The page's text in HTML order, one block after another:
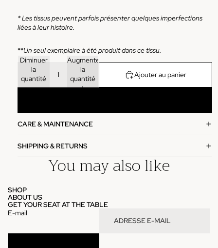
* Les tissus peuvent parfois présenter quelques imperfections
liées à leur histoire.
**Un seul exemplaire à été produit dans ce tissu.
Diminuer
la
quantité
Augmenter
la
quantité
Ajouter au panier
CARE & MAINTENANCE
SHIPPING & RETURNS
You may also like
SHOP
ABOUT US
GET YOUR SEAT AT THE TABLE
E-mail